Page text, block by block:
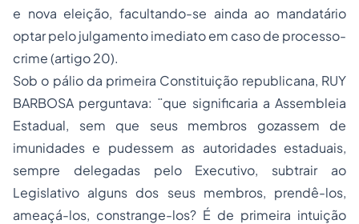
e nova eleição, facultando-se ainda ao mandatário
optar pelo julgamento imediato em caso de processo-
crime (artigo 20).
Sob o pálio da primeira Constituição republicana, RUY
BARBOSA perguntava: ¨que significaria a Assembleia
Estadual, sem que seus membros gozassem de
imunidades e pudessem as autoridades estaduais,
sempre delegadas pelo Executivo, subtrair ao
Legislativo alguns dos seus membros, prendê-los,
ameaçá-los, constrange-los? É de primeira intuição